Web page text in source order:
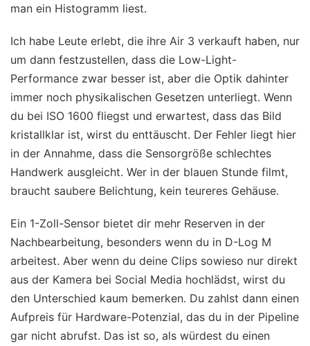
man ein Histogramm liest.
Ich habe Leute erlebt, die ihre Air 3 verkauft haben, nur
um dann festzustellen, dass die Low-Light-
Performance zwar besser ist, aber die Optik dahinter
immer noch physikalischen Gesetzen unterliegt. Wenn
du bei ISO 1600 fliegst und erwartest, dass das Bild
kristallklar ist, wirst du enttäuscht. Der Fehler liegt hier
in der Annahme, dass die Sensorgröße schlechtes
Handwerk ausgleicht. Wer in der blauen Stunde filmt,
braucht saubere Belichtung, kein teureres Gehäuse.
Ein 1-Zoll-Sensor bietet dir mehr Reserven in der
Nachbearbeitung, besonders wenn du in D-Log M
arbeitest. Aber wenn du deine Clips sowieso nur direkt
aus der Kamera bei Social Media hochlädst, wirst du
den Unterschied kaum bemerken. Du zahlst dann einen
Aufpreis für Hardware-Potenzial, das du in der Pipeline
gar nicht abrufst. Das ist so, als würdest du einen